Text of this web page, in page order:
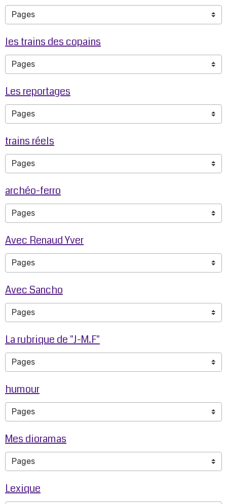
les trains des copains
Les reportages
trains réels
archéo-ferro
Avec Renaud Yver
Avec Sancho
La rubrique de "J-M.F"
humour
Mes dioramas
Lexique